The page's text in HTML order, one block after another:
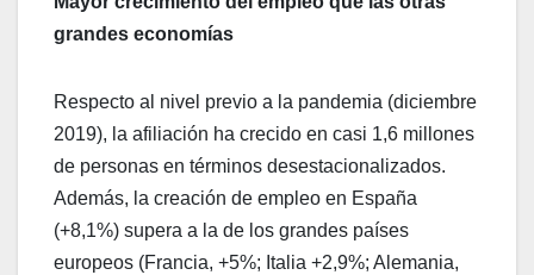
grandes economías
Respecto al nivel previo a la pandemia (diciembre
2019), la afiliación ha crecido en casi 1,6 millones
de personas en términos desestacionalizados.
Además, la creación de empleo en España
(+8,1%) supera a la de los grandes países
europeos (Francia, +5%; Italia +2,9%; Alemania,